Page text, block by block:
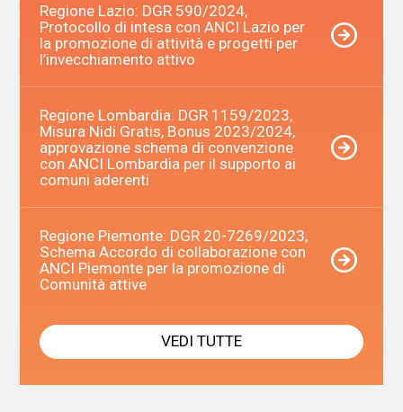
Regione Lazio: DGR 590/2024,
Protocollo di intesa con ANCI Lazio per
la promozione di attività e progetti per
l’invecchiamento attivo
Regione Lombardia: DGR 1159/2023,
Misura Nidi Gratis, Bonus 2023/2024,
approvazione schema di convenzione
con ANCI Lombardia per il supporto ai
comuni aderenti
Regione Piemonte: DGR 20-7269/2023,
Schema Accordo di collaborazione con
ANCI Piemonte per la promozione di
Comunità attive
VEDI TUTTE